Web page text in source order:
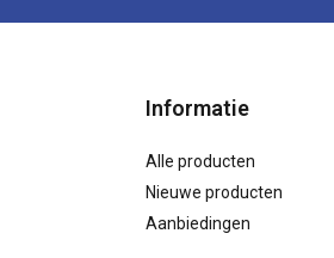
Informatie
Alle producten
Nieuwe producten
Aanbiedingen